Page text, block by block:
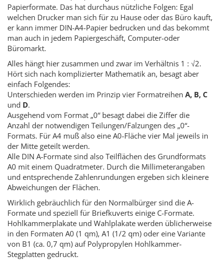
Papierformate. Das hat durchaus nützliche Folgen: Egal
welchen Drucker man sich für zu Hause oder das Büro kauft,
er kann immer DIN-A4-Papier bedrucken und das bekommt
man auch in jedem Papiergeschäft, Computer-oder
Büromarkt.
Alles hängt hier zusammen und zwar im Verhältnis 1 : √2.
Hört sich nach komplizierter Mathematik an, besagt aber
einfach Folgendes:
Unterschieden werden im Prinzip vier Formatreihen A, B, C
und D.
Ausgehend vom Format „0“ besagt dabei die Ziffer die
Anzahl der notwendigen Teilungen/Falzungen des „0“-
Formats. Für A4 muß also eine A0-Fläche vier Mal jeweils in
der Mitte geteilt werden.
Alle DIN A-Formate sind also Teilflächen des Grundformats
A0 mit einem Quadratmeter. Durch die Millimeterangaben
und entsprechende Zahlenrundungen ergeben sich kleinere
Abweichungen der Flächen.
Wirklich gebräuchlich für den Normalbürger sind die A-
Formate und speziell für Briefkuverts einige C-Formate.
Hohlkammerplakate und Wahlplakate werden üblicherweise
in den Formaten A0 (1 qm), A1 (1/2 qm) oder eine Variante
von B1 (ca. 0,7 qm) auf Polypropylen Hohlkammer-
Stegplatten gedruckt.